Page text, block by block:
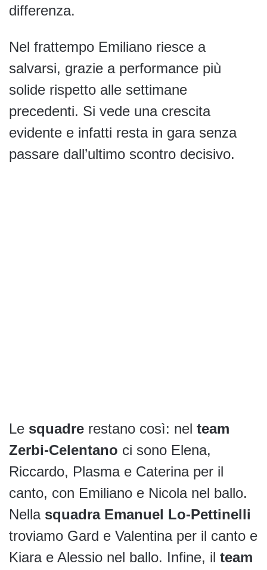
differenza.
Nel frattempo Emiliano riesce a
salvarsi, grazie a performance più
solide rispetto alle settimane
precedenti. Si vede una crescita
evidente e infatti resta in gara senza
passare dall’ultimo scontro decisivo.
Le squadre restano così: nel team
Zerbi-Celentano ci sono Elena,
Riccardo, Plasma e Caterina per il
canto, con Emiliano e Nicola nel ballo.
Nella squadra Emanuel Lo-Pettinelli
troviamo Gard e Valentina per il canto e
Kiara e Alessio nel ballo. Infine, il team